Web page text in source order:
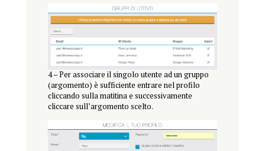
4 – Per associare il singolo utente ad un gruppo
(argomento) è sufficiente entrare nel profilo
cliccando sulla matitina e successivamente
cliccare sull’argomento scelto.